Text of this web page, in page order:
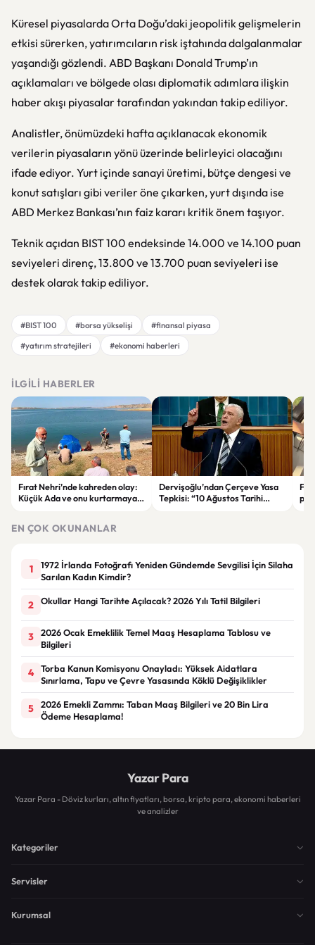
Küresel piyasalarda Orta Doğu’daki jeopolitik gelişmelerin
etkisi sürerken, yatırımcıların risk iştahında dalgalanmalar
yaşandığı gözlendi. ABD Başkanı Donald Trump’ın
açıklamaları ve bölgede olası diplomatik adımlara ilişkin
haber akışı piyasalar tarafından yakından takip ediliyor.
Analistler, önümüzdeki hafta açıklanacak ekonomik
verilerin piyasaların yönü üzerinde belirleyici olacağını
ifade ediyor. Yurt içinde sanayi üretimi, bütçe dengesi ve
konut satışları gibi veriler öne çıkarken, yurt dışında ise
ABD Merkez Bankası’nın faiz kararı kritik önem taşıyor.
Teknik açıdan BIST 100 endeksinde 14.000 ve 14.100 puan
seviyeleri direnç, 13.800 ve 13.700 puan seviyeleri ise
destek olarak takip ediliyor.
#BIST 100 #borsa yükselişi
#finansal piyasa
#yatırım stratejileri
#ekonomi haberleri
İLGILI HABERLER
Fırat Nehri’nde kahreden olay:
Küçük Ada ve onu kurtarmaya
Dervişoğlu’ndan Çerçeve Yasa
Tepkisi: “10 Ağustos Tarihi
EN ÇOK OKUNANLAR
1
1972 İrlanda Fotoğrafı Yeniden Gündemde Sevgilisi İçin Silaha
Sarılan Kadın Kimdir?
2 Okullar Hangi Tarihte Açılacak? 2026 Yılı Tatil Bilgileri
3
2026 Ocak Emeklilik Temel Maaş Hesaplama Tablosu ve
Bilgileri
4
Torba Kanun Komisyonu Onayladı: Yüksek Aidatlara
Sınırlama, Tapu ve Çevre Yasasında Köklü Değişiklikler
5
2026 Emekli Zammı: Taban Maaş Bilgileri ve 20 Bin Lira
Ödeme Hesaplama!
Yazar Para
Yazar Para - Döviz kurları, altın fiyatları, borsa, kripto para, ekonomi haberleri
ve analizler
Kategoriler
Servisler
Kurumsal